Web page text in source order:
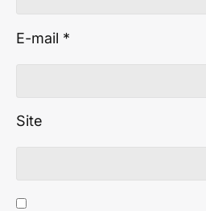
E-mail *
Site